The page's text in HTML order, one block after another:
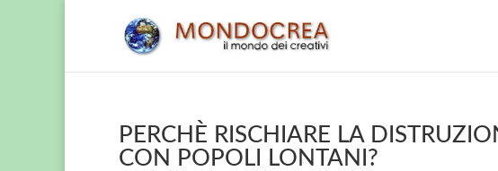
PERCHÈ RISCHIARE LA
CON POPOLI LONTANI?